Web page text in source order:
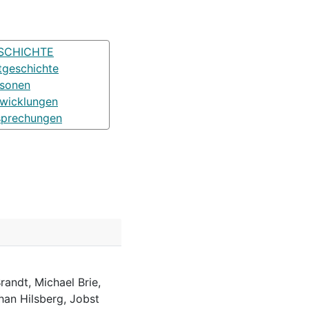
Michael Brie,
Hilsberg, Jobst